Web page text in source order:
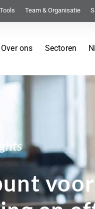
Team & Organisatie
Over ons Sectoren